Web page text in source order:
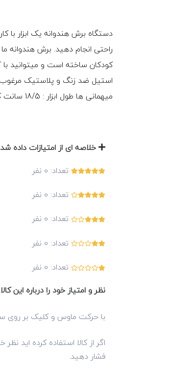
دستگاه برش هندوانه یک ابزار
راحتی انجام دهید. برش هندوانه
کودکان ساخته است و میتوانید با
میهمانی ها طول ابزار : 18/5 سانت کاربردی آسان ایمن برای استفاده بدون هیچ خطری حتی برای کودکان
خلاصه ای از امتیازات داده
تعداد: 0 نفر
تعداد: 0 نفر
تعداد: 0 نفر
تعداد: 0 نفر
تعداد: 0 نفر
نظر و امتیاز خود را درباره این
با حرکت ماوس و کلیک بر روی
اگر از کالا استفاده کرده اید
فشار دهید.